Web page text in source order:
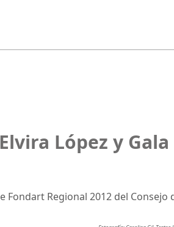
López y
Fondart Regional 2012 del Consejo